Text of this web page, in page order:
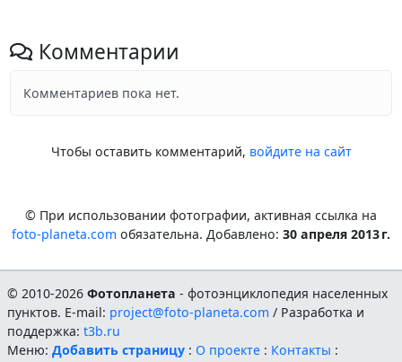
Комментарии
Комментариев пока нет.
Чтобы оставить комментарий, войдите на сайт
© При использовании фотографии, активная ссылка на
foto-planeta.com обязательна. Добавлено: 30 апреля 2013 г.
© 2010-2026Фотопланета - фотоэнциклопедия населенных
пунктов. E-mail: project@foto-planeta.com / Разработка и
поддержка:t3b.ru
Меню:Добавить страницу : О проекте : Контакты :